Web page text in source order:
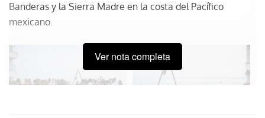
Banderas y la Sierra Madre en la costa del Pacífico
mexicano.
Ver nota completa